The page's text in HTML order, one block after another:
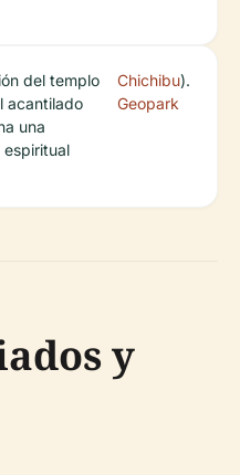
del templo
acantilado
una
Chichibu
Geopark
).
y